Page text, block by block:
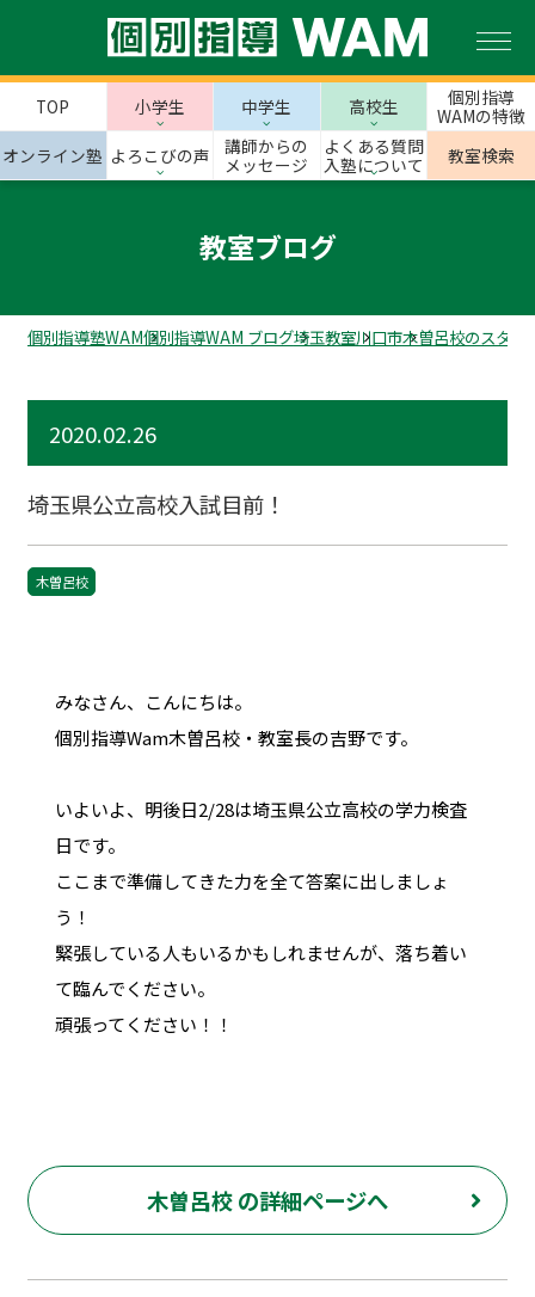
TOP 小学生 中学生 高校生
個別指導
WAMの特徴
オンライン塾 よろこびの声
講師からの
メッセージ
よくある質問
入塾について
教室検索
教室ブログ
個別指導塾WAM個別指導WAM ブログ埼玉教室川口市木曽呂校のスタッ
2020.02.26
埼玉県公立高校入試目前！
木曽呂校
みなさん、こんにちは。
個別指導Wam木曽呂校・教室長の吉野です。
いよいよ、明後日2/28は埼玉県公立高校の学力検査
日です。
ここまで準備してきた力を全て答案に出しましょ
う！
緊張している人もいるかもしれませんが、落ち着い
て臨んでください。
頑張ってください！！
木曽呂校 の詳細ページへ